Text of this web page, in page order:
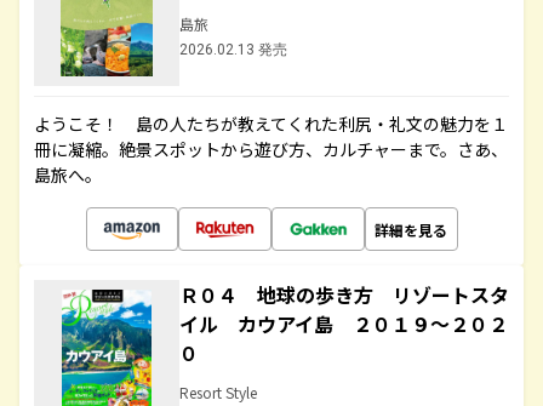
島旅
2026.02.13 発売
ようこそ！ 島の人たちが教えてくれた利尻・礼文の魅力を１
冊に凝縮。絶景スポットから遊び方、カルチャーまで。さあ、
島旅へ。
詳細を見る
Ｒ０４ 地球の歩き方 リゾートスタ
イル カウアイ島 ２０１９～２０２
０
Resort Style